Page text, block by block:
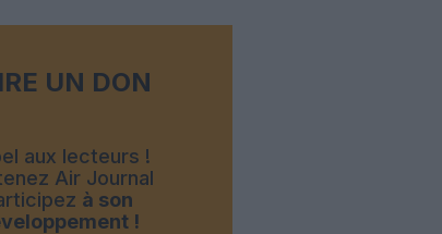
UN DON
aux lecteurs !
Air Journal
à son
!